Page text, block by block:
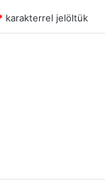
karakterrel jelöltük